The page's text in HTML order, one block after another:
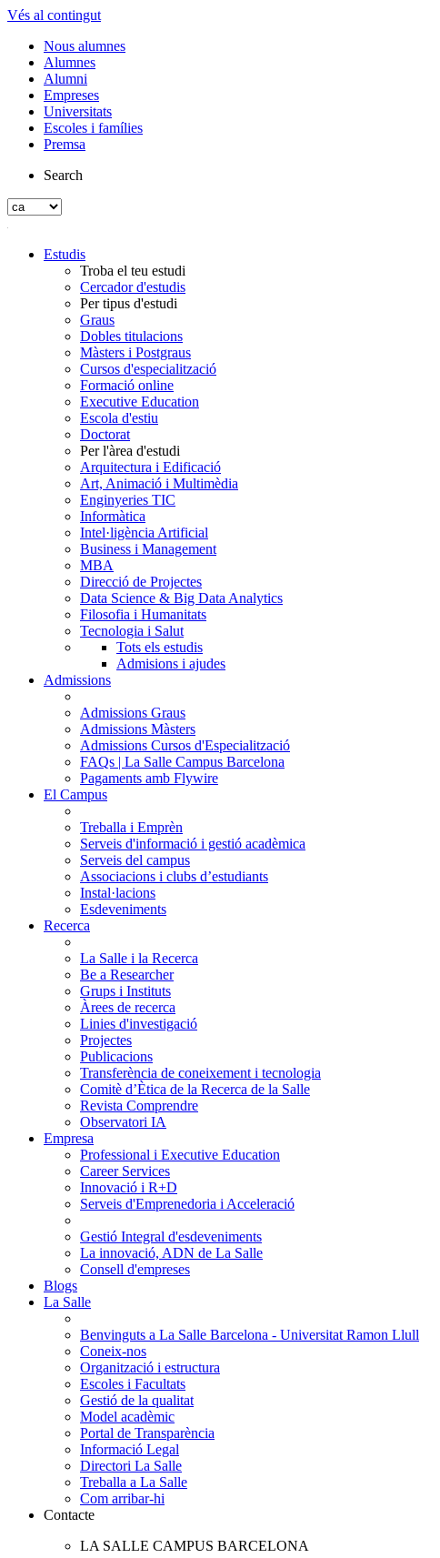
Vés al contingut
Nous alumnes
Alumnes
Alumni
Empreses
Universitats
Escoles i famílies
Premsa
Search
Estudis
Troba el teu estudi
Cercador d'estudis
Per tipus d'estudi
Graus
Dobles titulacions
Màsters i Postgraus
Cursos d'especialització
Formació online
Executive Education
Escola d'estiu
Doctorat
Per l'àrea d'estudi
Arquitectura i Edificació
Art, Animació i Multimèdia
Enginyeries TIC
Informàtica
Intel·ligència Artificial
Business i Management
MBA
Direcció de Projectes
Data Science & Big Data Analytics
Filosofia i Humanitats
Tecnologia i Salut
Tots els estudis
Admisions i ajudes
Admissions
Admissions Graus
Admissions Màsters
Admissions Cursos d'Especialització
FAQs | La Salle Campus Barcelona
Pagaments amb Flywire
El Campus
Treballa i Emprèn
Serveis d'informació i gestió acadèmica
Serveis del campus
Associacions i clubs d’estudiants
Instal·lacions
Esdeveniments
Recerca
La Salle i la Recerca
Be a Researcher
Grups i Instituts
Àrees de recerca
Linies d'investigació
Projectes
Publicacions
Transferència de coneixement i tecnologia
Comitè d’Ètica de la Recerca de la Salle
Revista Comprendre
Observatori IA
Empresa
Professional i Executive Education
Career Services
Innovació i R+D
Serveis d'Emprenedoria i Acceleració
Gestió Integral d'esdeveniments
La innovació, ADN de La Salle
Consell d'empreses
Blogs
La Salle
Benvinguts a La Salle Barcelona - Universitat Ramon Llull
Coneix-nos
Organització i estructura
Escoles i Facultats
Gestió de la qualitat
Model acadèmic
Portal de Transparència
Informació Legal
Directori La Salle
Treballa a La Salle
Com arribar-hi
Contacte
LA SALLE CAMPUS BARCELONA